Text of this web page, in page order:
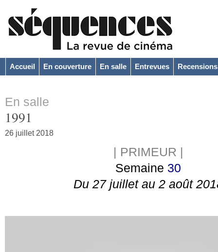
Accueil En couverture En salle Entrevues Recensions
En salle
1991
26 juillet 2018
| PRIMEUR |
Semaine 30
Du 27 juillet au 2 août